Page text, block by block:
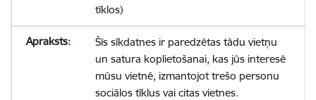
tīklos)
Šīs sīkdatnes ir paredzētas tādu vietņu
un satura koplietošanai, kas jūs interesē
mūsu vietnē, izmantojot trešo personu
sociālos tīklus vai citas vietnes.